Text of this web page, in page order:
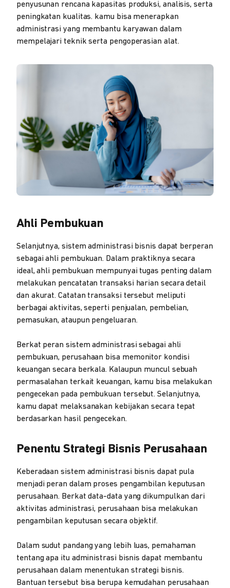
penyusunan rencana kapasitas produksi, analisis, serta
peningkatan kualitas. kamu bisa menerapkan
administrasi yang membantu karyawan dalam
mempelajari teknik serta pengoperasian alat.
Ahli Pembukuan
Selanjutnya, sistem administrasi bisnis dapat berperan
sebagai ahli pembukuan. Dalam praktiknya secara
ideal, ahli pembukuan mempunyai tugas penting dalam
melakukan pencatatan transaksi harian secara detail
dan akurat. Catatan transaksi tersebut meliputi
berbagai aktivitas, seperti penjualan, pembelian,
pemasukan, ataupun pengeluaran.
Berkat peran sistem administrasi sebagai ahli
pembukuan, perusahaan bisa memonitor kondisi
keuangan secara berkala. Kalaupun muncul sebuah
permasalahan terkait keuangan, kamu bisa melakukan
pengecekan pada pembukuan tersebut. Selanjutnya,
kamu dapat melaksanakan kebijakan secara tepat
berdasarkan hasil pengecekan.
Penentu Strategi Bisnis Perusahaan
Keberadaan sistem administrasi bisnis dapat pula
menjadi peran dalam proses pengambilan keputusan
perusahaan. Berkat data-data yang dikumpulkan dari
aktivitas administrasi, perusahaan bisa melakukan
pengambilan keputusan secara objektif.
Dalam sudut pandang yang lebih luas, pemahaman
tentang apa itu administrasi bisnis dapat membantu
perusahaan dalam menentukan strategi bisnis.
Bantuan tersebut bisa berupa kemudahan perusahaan